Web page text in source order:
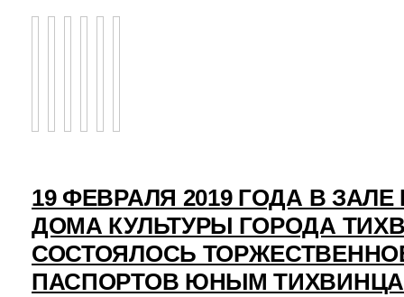
19 ФЕВРАЛЯ 2019 ГОДА В
ДОМА КУЛЬТУРЫ ГОРОДА
СОСТОЯЛОСЬ
ПАСПОРТОВ ЮНЫМ